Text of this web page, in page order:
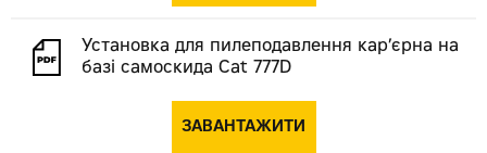
Установка для пилеподавлення кар’єрна на
базі самоскида Cat 777D
ЗАВАНТАЖИТИ